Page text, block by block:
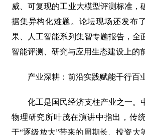
威、可复现的工业大模型评测标准，
据集异构化难题。论坛现场还发布
果、人工智能系列集智专题报告，全
智能评测、研究与应用生态建设上的
产业深耕：前沿实践赋能千行百
化工是国民经济支柱产业之一。
物理研究所叶茂在演讲中指出，传
于“逐级放大”带来的周期长、投资大